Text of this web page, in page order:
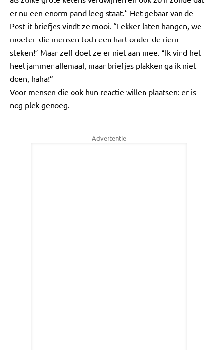
er nu een enorm pand leeg staat.” Het gebaar van de
Post-it-briefjes vindt ze mooi. “Lekker laten hangen, we
moeten die mensen toch een hart onder de riem
steken!” Maar zelf doet ze er niet aan mee. “Ik vind het
heel jammer allemaal, maar briefjes plakken ga ik niet
doen, haha!”
Voor mensen die ook hun reactie willen plaatsen: er is
nog plek genoeg.
Advertentie